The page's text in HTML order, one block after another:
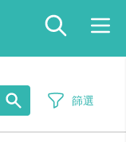
篩選